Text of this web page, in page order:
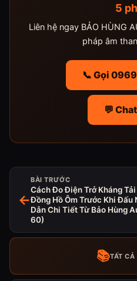
5
Liên hệ ngay BẢO HÙNG
pháp âm
📞 Gọi
💬
←
BÀI TRƯỚC
Cách Đo Điện Trở Kháng
Đồng Hồ Ôm Trước Khi Đấu
Dẫn Chi Tiết Từ Bảo Hùng
60)
📚TẤT CẢ